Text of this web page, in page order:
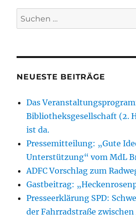
Suchen
nach:
NEUESTE BEITRÄGE
Das
Bibliotheksgesellschaft (2.
ist da.
Pressemitteilung: „Gute
Unterstützung“ vom MdL
ADFC Vorschlag zum
Gastbeitrag:
Presseerklärung SPD:
der Fahrradstraße